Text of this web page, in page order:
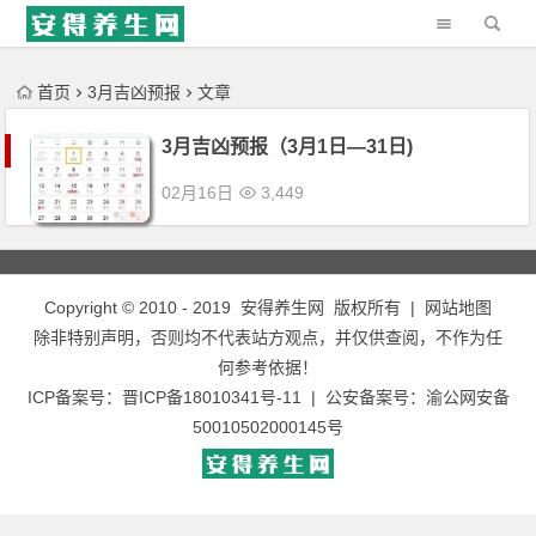
'); })();
首页 3月吉凶预报 文章
3月吉凶预报（3月1日—31日)
02月16日 3,449
Copyright © 2010 - 2019 安得养生网 版权所有 |
网站地图
除非特别声明，否则均不代表站方观点，并仅供查阅，不作为任
何参考依据！
ICP备案号： 晋ICP备18010341号-11 | 公安备案号： 渝公网安备
50010502000145号